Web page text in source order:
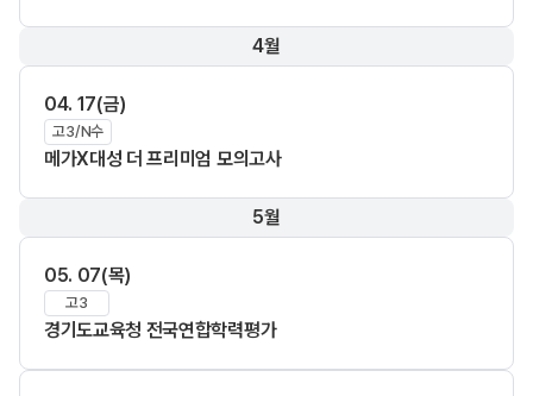
4월
04. 17(금)
고3/N수
메가X대성 더 프리미엄 모의고사
5월
05. 07(목)
고3
경기도교육청 전국연합학력평가